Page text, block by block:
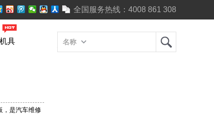
全国服务热线： 4008 861 308
具 名称
，是汽车维修